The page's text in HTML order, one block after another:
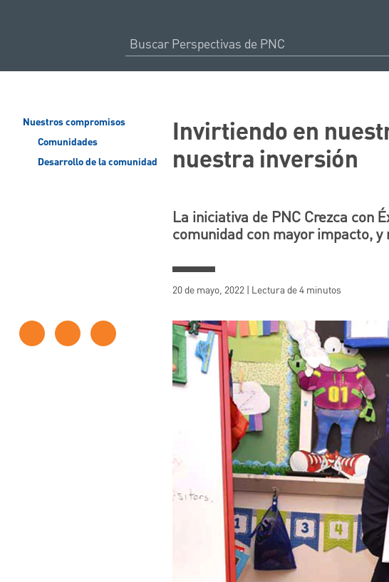
Nuestros compromisos
Comunidades
Desarrollo de la comunidad
Invirtiendo en
nuestra inversión
La iniciativa de PNC Crezca con
comunidad con mayor impacto,
20 de mayo, 2022 | Lectura de 4 minutos